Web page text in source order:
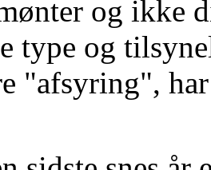
og ikke
type og
"afsyring",